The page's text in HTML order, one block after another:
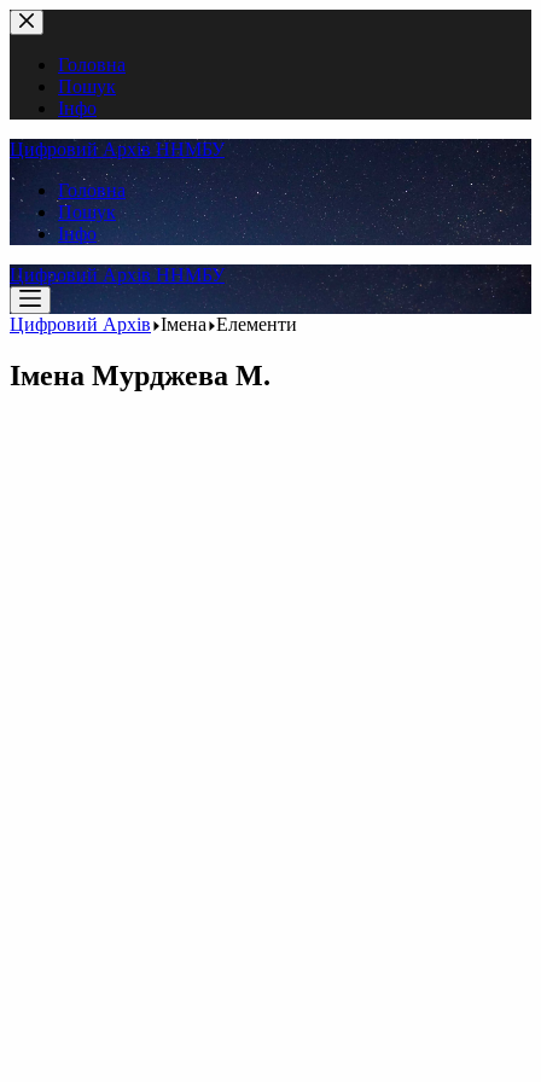
Перейти
до
вмістуГоловна
Пошук
Інфо
Цифровий Архів ННМБУ
Головна
Пошук
Інфо
Цифровий Архів ННМБУ
Цифровий Архів Імена Елементи
Імена Мурджева М.